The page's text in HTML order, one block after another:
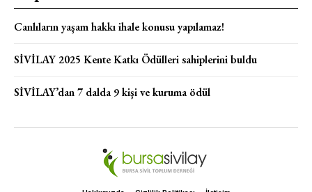
Canlıların yaşam hakkı ihale konusu yapılamaz!
SİVİLAY 2025 Kente Katkı Ödülleri sahiplerini buldu
SİVİLAY’dan 7 dalda 9 kişi ve kuruma ödül